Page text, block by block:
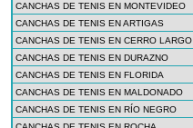
CANCHAS DE TENIS EN MONTEVIDEO
CANCHAS DE TENIS EN ARTIGAS
CANCHAS DE TENIS EN CERRO LARGO
CANCHAS DE TENIS EN DURAZNO
CANCHAS DE TENIS EN FLORIDA
CANCHAS DE TENIS EN MALDONADO
CANCHAS DE TENIS EN RÍO NEGRO